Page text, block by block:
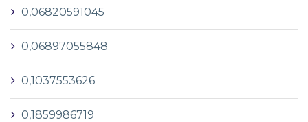
0,06820591045
0,06897055848
0,1037553626
0,1859986719